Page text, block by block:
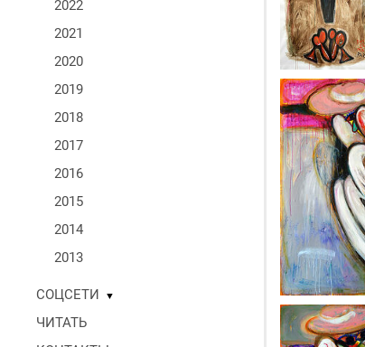
2022
2021
2020
2019
2018
2017
2016
2015
2014
2013
СОЦСЕТИ ▼
ЧИТАТЬ